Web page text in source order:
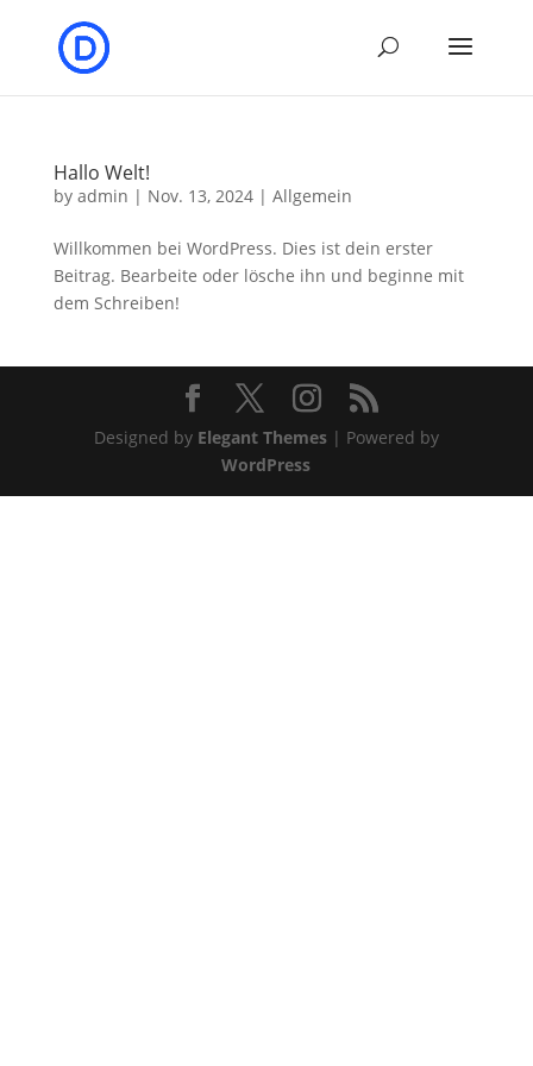
Hallo Welt!
by admin | Nov. 13, 2024| Allgemein
Willkommen bei WordPress. Dies ist dein erster
Beitrag. Bearbeite oder lösche ihn und beginne mit
dem Schreiben!
Designed by Elegant Themes| Powered by
WordPress